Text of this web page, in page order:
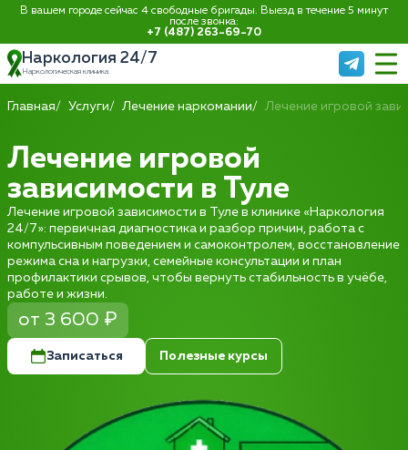
В вашем городе сейчас 4 свободные бригады. Выезд в течение 5 минут
после звонка:
+7 (487) 263-69-70
Наркология 24/7
Наркологическая клиника
Главная Услуги Лечение наркомании Лечение игровой
Лечение игровой
зависимости в Туле
Лечение игровой зависимости в Туле в клинике «Наркология
24/7»: первичная диагностика и разбор причин, работа с
компульсивным поведением и самоконтролем, восстановление
режима сна и нагрузки, семейные консультации и план
профилактики срывов, чтобы вернуть стабильность в учёбе,
работе и жизни.
от 3 600 ₽
Записаться Полезные курсы